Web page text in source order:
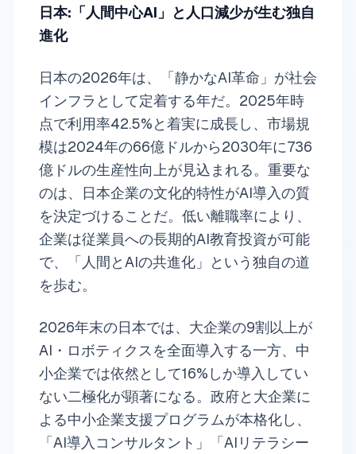
日本:「人間中心AI」と人口減少が生む独自
進化
日本の2026年は、「静かなAI革命」が社会
インフラとして定着する年だ。2025年時
点で利用率42.5%と着実に成長し、市場規
模は2024年の66億ドルから2030年に736
億ドルの生産性向上が見込まれる。重要な
のは、日本企業の文化的特性がAI導入の質
を決定づけることだ。低い離職率により、
企業は従業員への長期的AI教育投資が可能
で、「人間とAIの共進化」という独自の道
を歩む。
2026年末の日本では、大企業の9割以上が
AI・ロボティクスを全面導入する一方、中
小企業では依然として16%しか導入してい
ない二極化が顕著になる。政府と大企業に
よる中小企業支援プログラムが本格化し、
「AI導入コンサルタント」「AIリテラシー